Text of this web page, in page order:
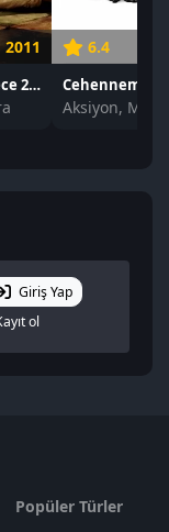
2011
Felekten Bir Gece 2 izle
6.4
Giriş Yap
ol
Popüler Türler